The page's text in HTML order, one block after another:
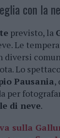
con la
previsto, la
Le
diversi
Lo
Pausania,
per
di neve.
sulla